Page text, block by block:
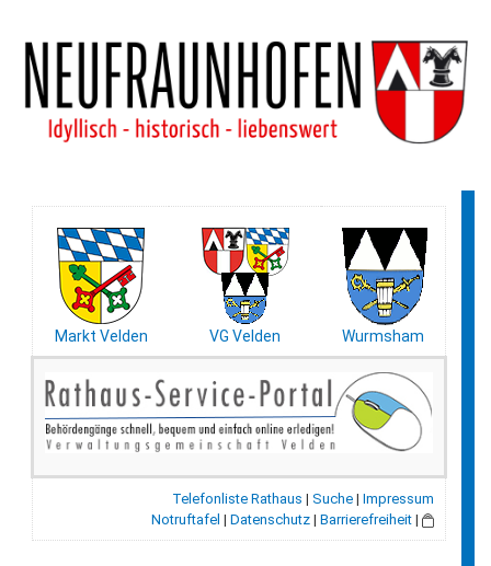
Markt Velden VG Velden Wurmsham
Telefonliste Rathaus | Suche | Impressum
Notruftafel | Datenschutz | Barrierefreiheit |